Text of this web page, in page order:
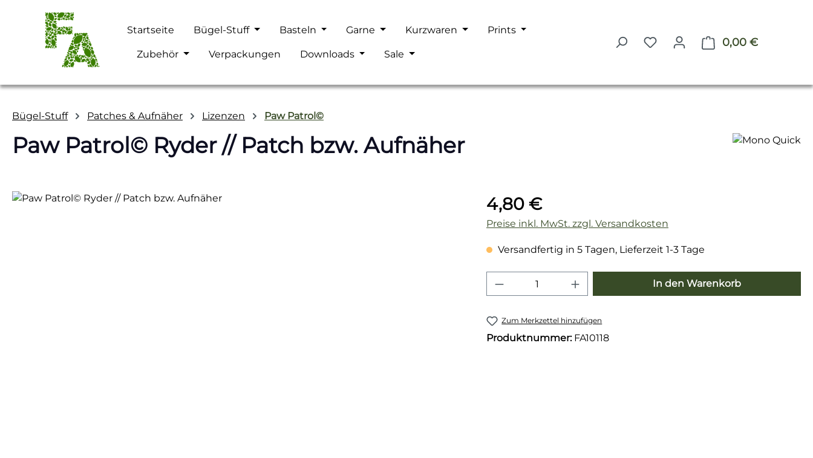
Hauptinhalt springen
Zur Suche springen
Zur Hauptnavigation springen
Startseite
Bügel-Stuff Basteln Garne Kurzwaren Prints
Zubehör Verpackungen Downloads Sale
0,00 €
Bügel-Stuff Patches & Aufnäher Lizenzen Paw Patrol©
Paw Patrol© Ryder // Patch bzw. Aufnäher
Bildergalerie überspringen Regulärer Preis:
4,80 €
Preise inkl. MwSt. zzgl. Versandkosten
Versandfertig in 5 Tagen, Lieferzeit 1-3 Tage
Produkt Anzahl: Gib den gewünschten
In den Warenkorb
Zum Merkzettel hinzufügen
Produktnummer: FA10118